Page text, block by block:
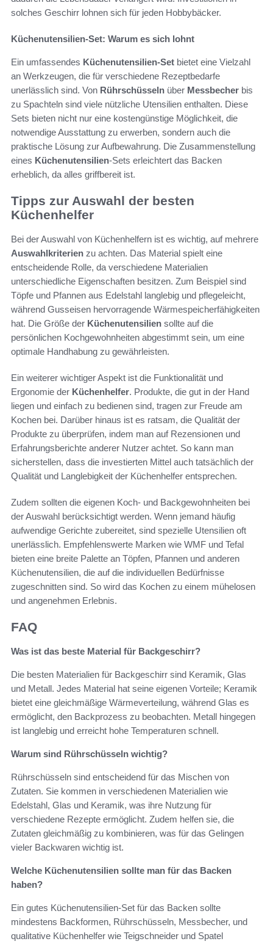
solches Geschirr lohnen sich für jeden Hobbybäcker.
Küchenutensilien-Set: Warum es sich lohnt
Ein umfassendes Küchenutensilien-Set bietet eine Vielzahl
an Werkzeugen, die für verschiedene Rezeptbedarfe
unerlässlich sind. Von Rührschüsseln über Messbecher bis
zu Spachteln sind viele nützliche Utensilien enthalten. Diese
Sets bieten nicht nur eine kostengünstige Möglichkeit, die
notwendige Ausstattung zu erwerben, sondern auch die
praktische Lösung zur Aufbewahrung. Die Zusammenstellung
eines Küchenutensilien-Sets erleichtert das Backen
erheblich, da alles griffbereit ist.
Tipps zur Auswahl der besten
Küchenhelfer
Bei der Auswahl von Küchenhelfern ist es wichtig, auf mehrere
Auswahlkriterien zu achten. Das Material spielt eine
entscheidende Rolle, da verschiedene Materialien
unterschiedliche Eigenschaften besitzen. Zum Beispiel sind
Töpfe und Pfannen aus Edelstahl langlebig und pflegeleicht,
während Gusseisen hervorragende Wärmespeicherfähigkeiten
hat. Die Größe der Küchenutensilien sollte auf die
persönlichen Kochgewohnheiten abgestimmt sein, um eine
optimale Handhabung zu gewährleisten.
Ein weiterer wichtiger Aspekt ist die Funktionalität und
Ergonomie der Küchenhelfer. Produkte, die gut in der Hand
liegen und einfach zu bedienen sind, tragen zur Freude am
Kochen bei. Darüber hinaus ist es ratsam, die Qualität der
Produkte zu überprüfen, indem man auf Rezensionen und
Erfahrungsberichte anderer Nutzer achtet. So kann man
sicherstellen, dass die investierten Mittel auch tatsächlich der
Qualität und Langlebigkeit der Küchenhelfer entsprechen.
Zudem sollten die eigenen Koch- und Backgewohnheiten bei
der Auswahl berücksichtigt werden. Wenn jemand häufig
aufwendige Gerichte zubereitet, sind spezielle Utensilien oft
unerlässlich. Empfehlenswerte Marken wie WMF und Tefal
bieten eine breite Palette an Töpfen, Pfannen und anderen
Küchenutensilien, die auf die individuellen Bedürfnisse
zugeschnitten sind. So wird das Kochen zu einem mühelosen
und angenehmen Erlebnis.
FAQ
Was ist das beste Material für Backgeschirr?
Die besten Materialien für Backgeschirr sind Keramik, Glas
und Metall. Jedes Material hat seine eigenen Vorteile; Keramik
bietet eine gleichmäßige Wärmeverteilung, während Glas es
ermöglicht, den Backprozess zu beobachten. Metall hingegen
ist langlebig und erreicht hohe Temperaturen schnell.
Warum sind Rührschüsseln wichtig?
Rührschüsseln sind entscheidend für das Mischen von
Zutaten. Sie kommen in verschiedenen Materialien wie
Edelstahl, Glas und Keramik, was ihre Nutzung für
verschiedene Rezepte ermöglicht. Zudem helfen sie, die
Zutaten gleichmäßig zu kombinieren, was für das Gelingen
vieler Backwaren wichtig ist.
Welche Küchenutensilien sollte man für das Backen
haben?
Ein gutes Küchenutensilien-Set für das Backen sollte
mindestens Backformen, Rührschüsseln, Messbecher, und
qualitative Küchenhelfer wie Teigschneider und Spatel